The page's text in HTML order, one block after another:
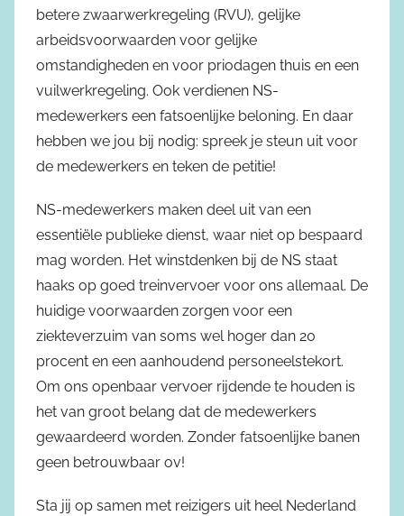
betere zwaarwerkregeling (RVU), gelijke
arbeidsvoorwaarden voor gelijke
omstandigheden en voor priodagen thuis en een
vuilwerkregeling. Ook verdienen NS-
medewerkers een fatsoenlijke beloning. En daar
hebben we jou bij nodig: spreek je steun uit voor
de medewerkers en teken de petitie!
NS-medewerkers maken deel uit van een
essentiële publieke dienst, waar niet op bespaard
mag worden. Het winstdenken bij de NS staat
haaks op goed treinvervoer voor ons allemaal. De
huidige voorwaarden zorgen voor een
ziekteverzuim van soms wel hoger dan 20
procent en een aanhoudend personeelstekort.
Om ons openbaar vervoer rijdende te houden is
het van groot belang dat de medewerkers
gewaardeerd worden. Zonder fatsoenlijke banen
geen betrouwbaar ov!
Sta jij op samen met reizigers uit heel Nederland